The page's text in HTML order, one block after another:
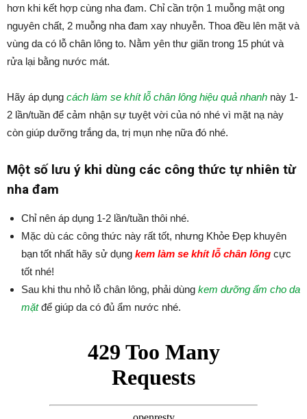
hơn khi kết hợp cùng nha đam. Chỉ cần trộn 1 muỗng mật ong
nguyên chất, 2 muỗng nha đam xay nhuyễn. Thoa đều lên mặt và
vùng da có lỗ chân lông to. Nằm yên thư giãn trong 15 phút và
rửa lại bằng nước mát.
Hãy áp dụng cách làm se khít lỗ chân lông hiệu quả nhanh này 1-
2 lần/tuần để cảm nhận sự tuyệt vời của nó nhé vì mặt nạ này
còn giúp dưỡng trắng da, trị mụn nhẹ nữa đó nhé.
Một số lưu ý khi dùng các công thức tự nhiên từ
nha đam
Chỉ nên áp dụng 1-2 lần/tuần thôi nhé.
Mặc dù các công thức này rất tốt, nhưng Khỏe Đẹp khuyên
bạn tốt nhất hãy sử dụng kem làm se khít lỗ chân lông cực
tốt nhé!
Sau khi thu nhỏ lỗ chân lông, phải dùng kem dưỡng ẩm cho da
mặtđể giúp da có đủ ẩm nước nhé.